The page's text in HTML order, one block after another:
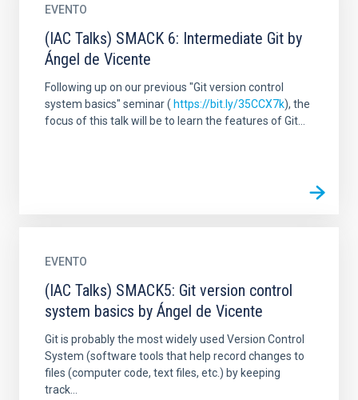
EVENTO
(IAC Talks) SMACK 6: Intermediate Git by
Ángel de Vicente
Following up on our previous "Git version control
system basics" seminar ( https://bit.ly/35CCX7k), the
focus of this talk will be to learn the features of Git...
EVENTO
(IAC Talks) SMACK5: Git version control
system basics by Ángel de Vicente
Git is probably the most widely used Version Control
System (software tools that help record changes to
files (computer code, text files, etc.) by keeping
track...